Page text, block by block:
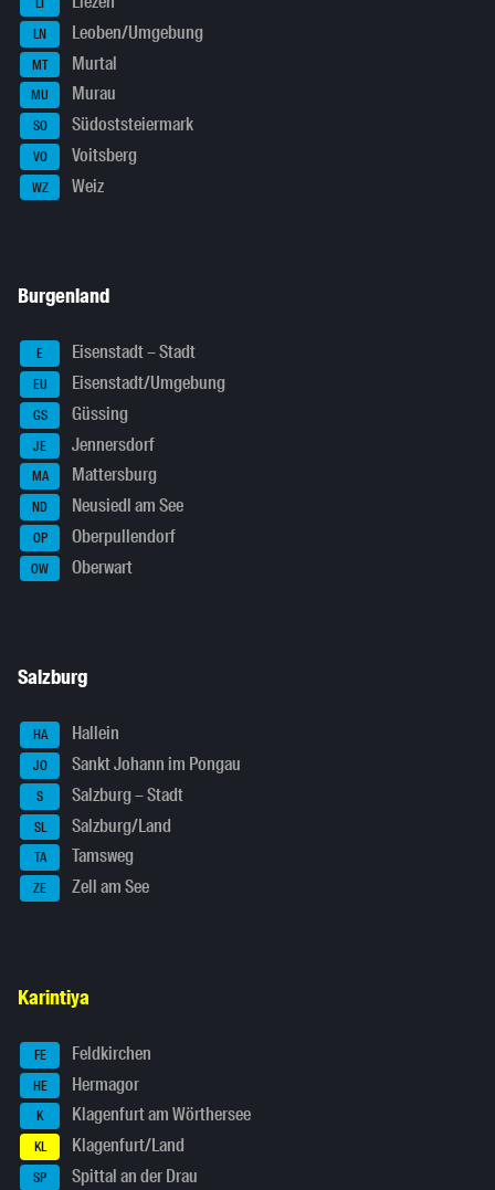
LN Leoben/Umgebung
MT Murtal
MU Murau
SO Südoststeiermark
VO Voitsberg
WZ Weiz
Burgenland
E Eisenstadt – Stadt
EU Eisenstadt/Umgebung
GS Güssing
JE Jennersdorf
MA Mattersburg
ND Neusiedl am See
OP Oberpullendorf
OW Oberwart
Salzburg
HA Hallein
JO Sankt Johann im Pongau
S Salzburg – Stadt
SL Salzburg/Land
TA Tamsweg
ZE Zell am See
Karintiya
FE Feldkirchen
HE Hermagor
K Klagenfurt am Wörthersee
KL Klagenfurt/Land
SP Spittal an der Drau